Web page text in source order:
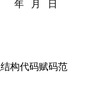
年 月 日
构代码赋码范